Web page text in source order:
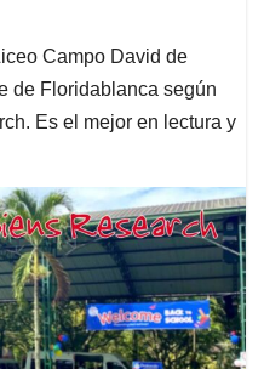
Campo David de
de Floridablanca según
Es el mejor en lectura y